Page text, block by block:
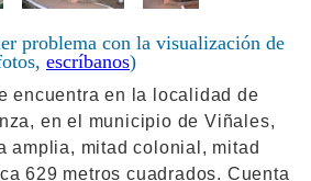
problema con la visualización de
escríbanos)
encuentra en la localidad de
en el municipio de Viñales,
amplia, mitad colonial, mitad
629 metros cuadrados. Cuenta